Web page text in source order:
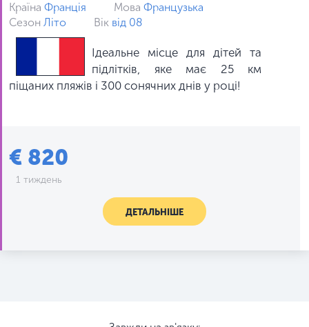
Країна Франція Мова Французька
Сезон Літо Вік від 08
Ідеальне місце для дітей та
підлітків, яке має 25 км
піщаних пляжів і 300 сонячних днів у році!
€ 820
1 тиждень
ДЕТАЛЬНІШЕ